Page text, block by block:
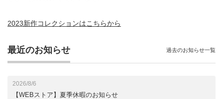
2023新作コレクションはこちらから
最近のお知らせ
2026/8/6
【WEBストア】夏季休暇のお知らせ
過去のお知らせ一覧